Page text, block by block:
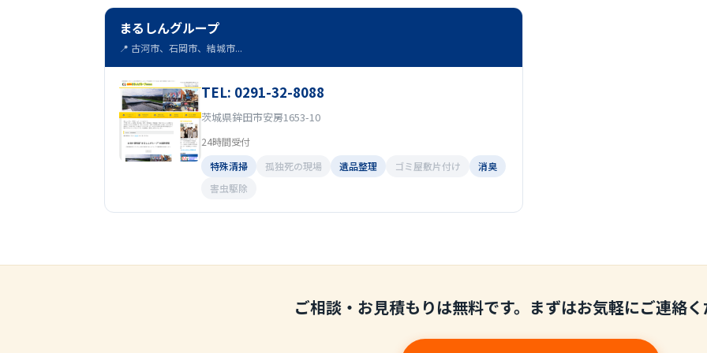
まるしんグループ
📍 古河市、石岡市、結城市...
TEL: 0291-32-8088
茨城県鉾田市安房1653-10
24時間受付
特殊清掃
孤独死の現場 遺品整理 ゴミ屋敷片付け
消臭
害虫駆除
ご相談・お見積もりは無料です。まずはお気軽にご連絡